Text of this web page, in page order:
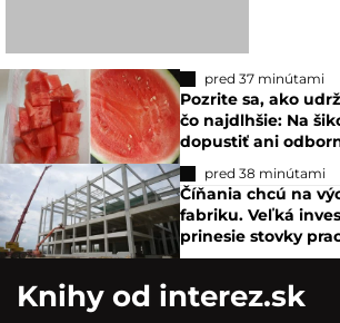
pred 37 minútami
Pozrite sa, ako
čo najdlhšie: Na
dopustiť ani
pred 38 minútami
Číňania chcú na
fabriku. Veľká
prinesie stovky
Knihy od interez.sk